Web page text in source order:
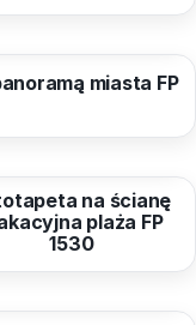
miasta FP
40,96 zł
na ścianę
plaża FP
1530